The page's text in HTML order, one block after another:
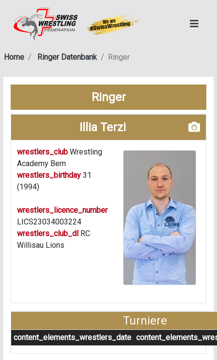
Home Ringer Datenbank Ringer
Ringer
Illia Terzi
wrestlers_club Wrestling
Academy Bern
wrestlers_birthday 31
(1994)
wrestlers_licence_number
LICS23034003224
wrestlers_club_dl RC
Willisau Lions
Turniere
content_elements_wrestlers_date